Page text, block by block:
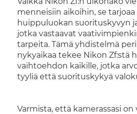
menneisiin aikoihin, se
huippuluokan suorituskyvyn
jotka vastaavat
tarpeita. Tämä yhdistelmä
nykyaikaa tekee Nikon Zf:stä
vaihtoehdon kaikille, jotka
tyyliä että suorituskykyä
Varmista, että kamerassasi on